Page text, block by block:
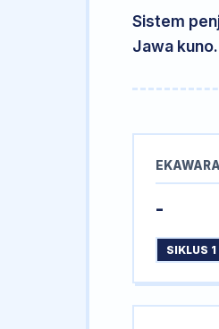
Sistem
Jawa kuno.
EKAWARA
-
SIKLUS